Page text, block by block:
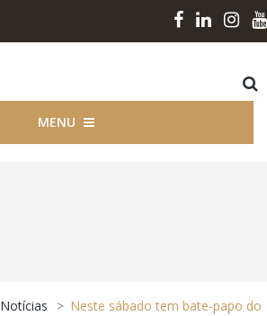
MENU
Notícias > Neste sábado tem bate-papo do